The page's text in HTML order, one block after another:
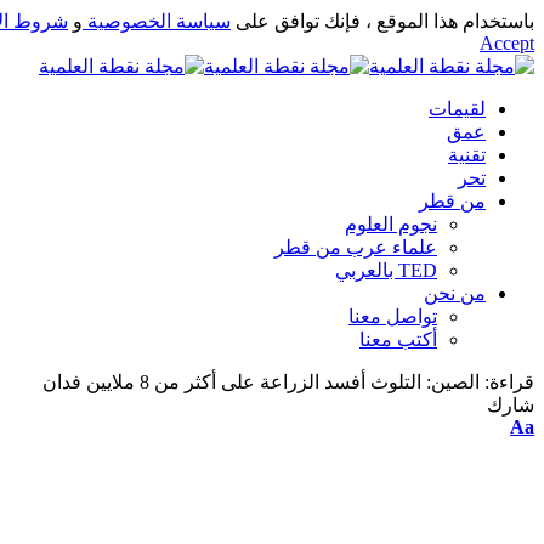
باستخدام هذا الموقع ، فإنك توافق على سياسة الخصوصية و شروط
Accept
لقيمات
عمق
تقنية
تحر
من قطر
نجوم العلوم
علماء عرب من قطر
TED بالعربي
من نحن
تواصل معنا
أكتب معنا
قراءة: الصين: التلوث أفسد الزراعة على أكثر من 8 ملايين فدان
شارك
Aa